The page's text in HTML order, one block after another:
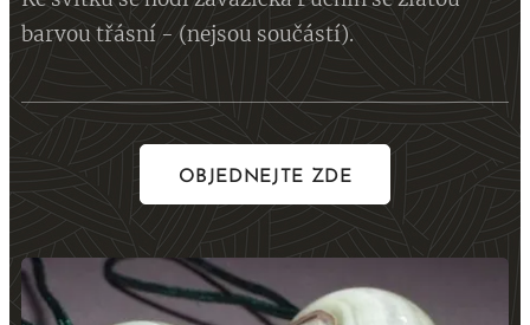
barvou třásní - (nejsou součástí).
OBJEDNEJTE ZDE